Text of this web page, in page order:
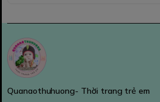
Quanaothuhuong- Thời trang trẻ em